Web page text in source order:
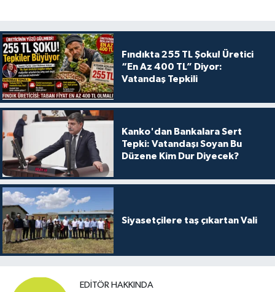
Fındıkta 255 TL Şoku! Üretici
“En Az 400 TL” Diyor:
Vatandaş Tepkili
Kanko'dan Bankalara Sert
Tepki: Vatandaşı Soyan Bu
Düzene Kim Dur Diyecek?
Siyasetçilere taş çıkartan Vali
EDITÖR HAKKINDA